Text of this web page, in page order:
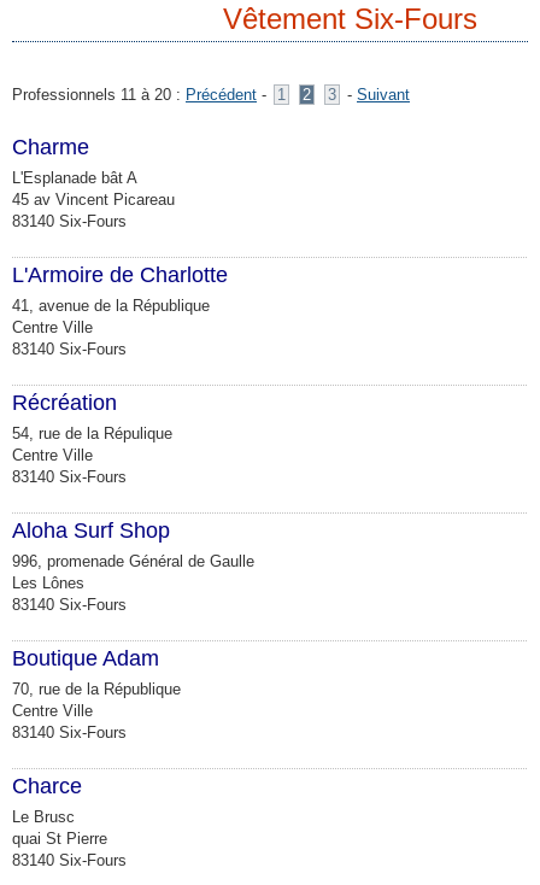
Vêtement Six-Fours
Professionnels 11 à 20 : Précédent - 1 2 3 - Suivant
Charme
L'Esplanade bât A
45 av Vincent Picareau
83140 Six-Fours
L'Armoire de Charlotte
41, avenue de la République
Centre Ville
83140 Six-Fours
Récréation
54, rue de la Répulique
Centre Ville
83140 Six-Fours
Aloha Surf Shop
996, promenade Général de Gaulle
Les Lônes
83140 Six-Fours
Boutique Adam
70, rue de la République
Centre Ville
83140 Six-Fours
Charce
Le Brusc
quai St Pierre
83140 Six-Fours